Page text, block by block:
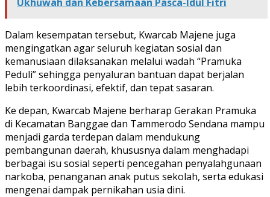
Dalam kesempatan tersebut, Kwarcab Majene juga
mengingatkan agar seluruh kegiatan sosial dan
kemanusiaan dilaksanakan melalui wadah “Pramuka
Peduli” sehingga penyaluran bantuan dapat berjalan
lebih terkoordinasi, efektif, dan tepat sasaran.
Ke depan, Kwarcab Majene berharap Gerakan Pramuka
di Kecamatan Banggae dan Tammerodo Sendana mampu
menjadi garda terdepan dalam mendukung
pembangunan daerah, khususnya dalam menghadapi
berbagai isu sosial seperti pencegahan penyalahgunaan
narkoba, penanganan anak putus sekolah, serta edukasi
mengenai dampak pernikahan usia dini.